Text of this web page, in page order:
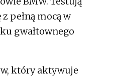
pełną mocą w
gwałtownego
który aktywuje